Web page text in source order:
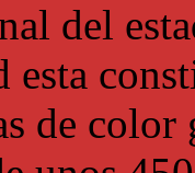
del
esta
de color